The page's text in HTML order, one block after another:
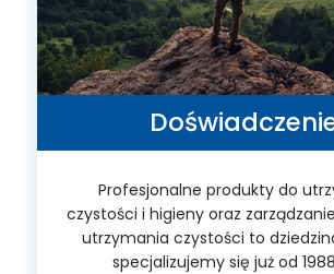
Profesjonalne produkty do
czystości i higieny oraz
utrzymania czystości to
specjalizujemy się już od